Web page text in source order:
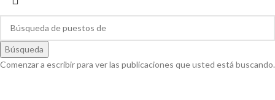
Búsqueda
Comenzar a escribir para ver las publicaciones que usted está buscando.